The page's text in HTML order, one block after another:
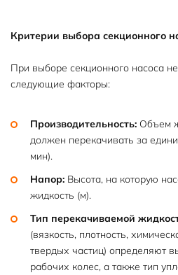
Критерии выбора секционного
При выборе секционного насоса
следующие факторы:
Производительность: Объем
должен перекачивать за
мин).
Напор: Высота, на которую
жидкость (м).
Тип перекачиваемой
(вязкость, плотность,
твердых частиц) определяют
рабочих колес, а также тип